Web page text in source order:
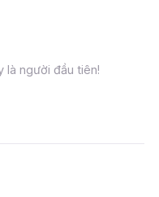
là người đầu tiên!